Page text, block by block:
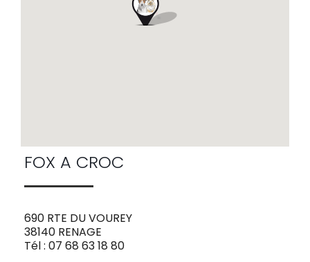
FOX A CROC
690 RTE DU VOUREY
38140 RENAGE
Tél : 07 68 63 18 80